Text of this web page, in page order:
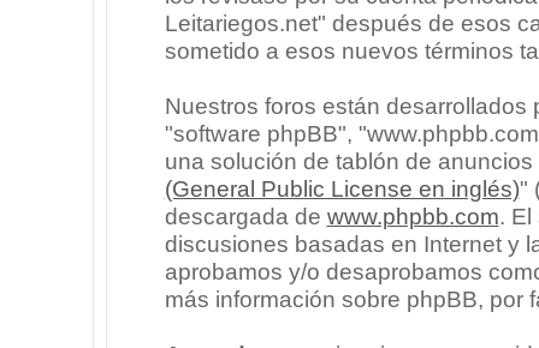
Leitariegos.net" después de esos
sometido a esos nuevos términos
Nuestros foros están
"software phpBB",
una solución de tablón de
(General Public License en inglés)"
descargada de www.phpbb.com. El
discusiones basadas en Internet y
aprobamos y/o desaprobamos
más información sobre phpBB, por